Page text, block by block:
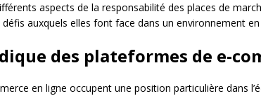
aspects de la responsabilité des places de
auxquels elles font face dans un environnement
des plateformes de e-
en ligne occupent une position particulière dans